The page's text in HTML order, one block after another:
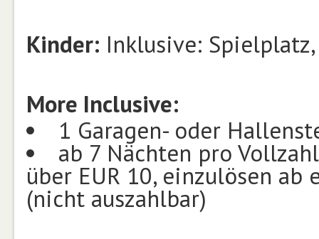
Kinder: Inklusive:
More Inclusive:
1 Garagen- oder
ab 7 Nächten pro
über EUR 10, einzulösen
(nicht auszahlbar)